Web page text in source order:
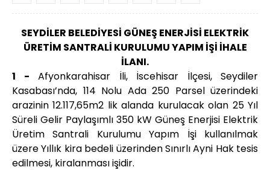
SEYDİLER BELEDİYESİ GÜNEŞ ENERJİSİ ELEKTRİK
ÜRETİM SANTRALİ KURULUMU YAPIM İŞİ İHALE
İLANI.
1 - Afyonkarahisar İli, İscehisar İlçesi, Seydiler
Kasabası’nda, 114 Nolu Ada 250 Parsel üzerindeki
arazinin 12.117,65m2 lik alanda kurulacak olan 25 Yıl
Süreli Gelir Paylaşımlı 350 kW Güneş Enerjisi Elektrik
Üretim Santrali Kurulumu Yapım İşi kullanılmak
üzere Yıllık kira bedeli üzerinden Sınırlı Ayni Hak tesis
edilmesi, kiralanması işidir.